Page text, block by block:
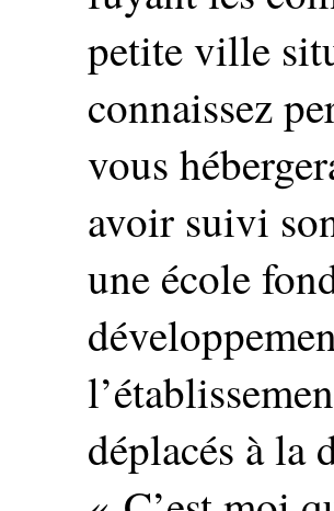
petite ville
connaissez
vous
avoir suivi
une école
déplacés à la